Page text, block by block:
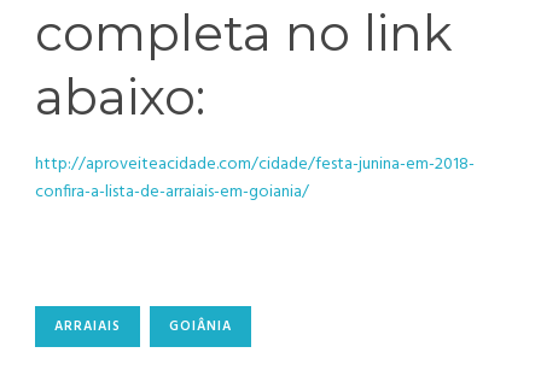
completa no link
abaixo:
http://aproveiteacidade.com/cidade/festa-junina-em-2018-
confira-a-lista-de-arraiais-em-goiania/
ARRAIAIS GOIÂNIA